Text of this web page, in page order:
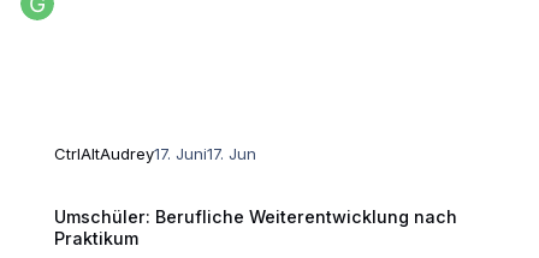
CtrlAltAudrey17. Juni17. Jun
Umschüler: Berufliche Weiterentwicklung nach
Praktikum